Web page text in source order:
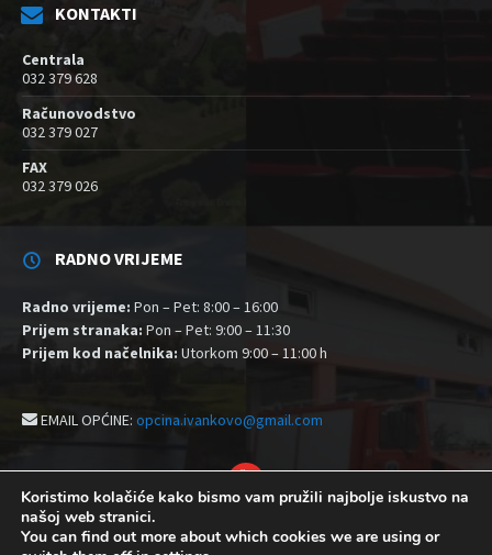
KONTAKTI
Centrala
032 379 628
Računovodstvo
032 379 027
FAX
032 379 026
RADNO VRIJEME
Radno vrijeme: Pon – Pet: 8:00 – 16:00
Prijem stranaka: Pon – Pet: 9:00 – 11:30
Prijem kod načelnika: Utorkom 9:00 – 11:00 h
EMAIL OPĆINE: opcina.ivankovo@gmail.com
YouTube
Izjava o pristupačnosti
Postavke kolačića
Koristimo kolačiće kako bismo vam pružili najbolje iskustvo na
našoj web stranici.
You can find out more about which cookies we are using or